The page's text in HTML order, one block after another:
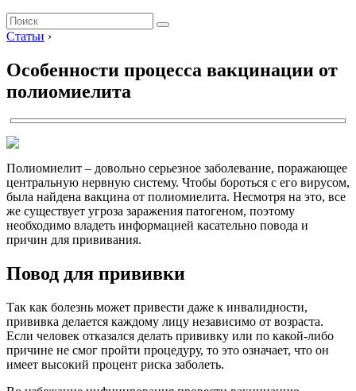
Статьи ›
Особенности процесса вакцинации от
полиомиелита
Полиомиелит – довольно серьезное заболевание, поражающее
центральную нервную систему. Чтобы бороться с его вирусом,
была найдена вакцина от полиомиелита. Несмотря на это, все
же существует угроза заражения патогеном, поэтому
необходимо владеть информацией касательно повода и
причин для прививания.
Повод для прививки
Так как болезнь может привести даже к инвалидности,
прививка делается каждому лицу независимо от возраста.
Если человек отказался делать прививку или по какой-либо
причине не смог пройти процедуру, то это означает, что он
имеет высокий процент риска заболеть.